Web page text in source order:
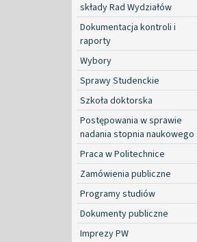
składy Rad Wydziałów
Dokumentacja kontroli i
raporty
Wybory
Sprawy Studenckie
Szkoła doktorska
Postępowania w sprawie
nadania stopnia naukowego
Praca w Politechnice
Zamówienia publiczne
Programy studiów
Dokumenty publiczne
Imprezy PW